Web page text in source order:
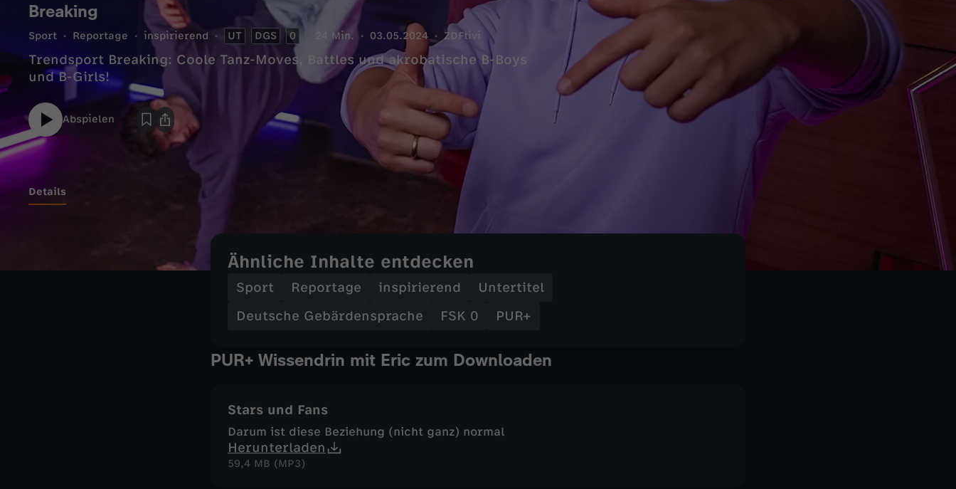
Breaking
Sport Reportage inspirierend UT DGS 0 24 Min. 03.05.2024 ZDFtivi
Trendsport Breaking: Coole Tanz-Moves, Battles und akrobatische B-Boys
und B-Girls!
Abspielen
Details
Ähnliche Inhalte entdecken
Sport Reportage inspirierend
Untertitel
Deutsche Gebärdensprache
FSK 0 PUR+
PUR+ Wissendrin mit Eric zum Downloaden
Stars und Fans
Darum ist diese Beziehung (nicht ganz) normal
Herunterladen
59,4 MB (MP3)